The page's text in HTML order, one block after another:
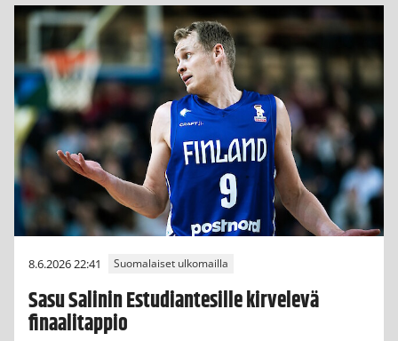
8.6.2026 22:41 Suomalaiset ulkomailla
Sasu Salinin Estudiantesille kirvelevä
finaalitappio